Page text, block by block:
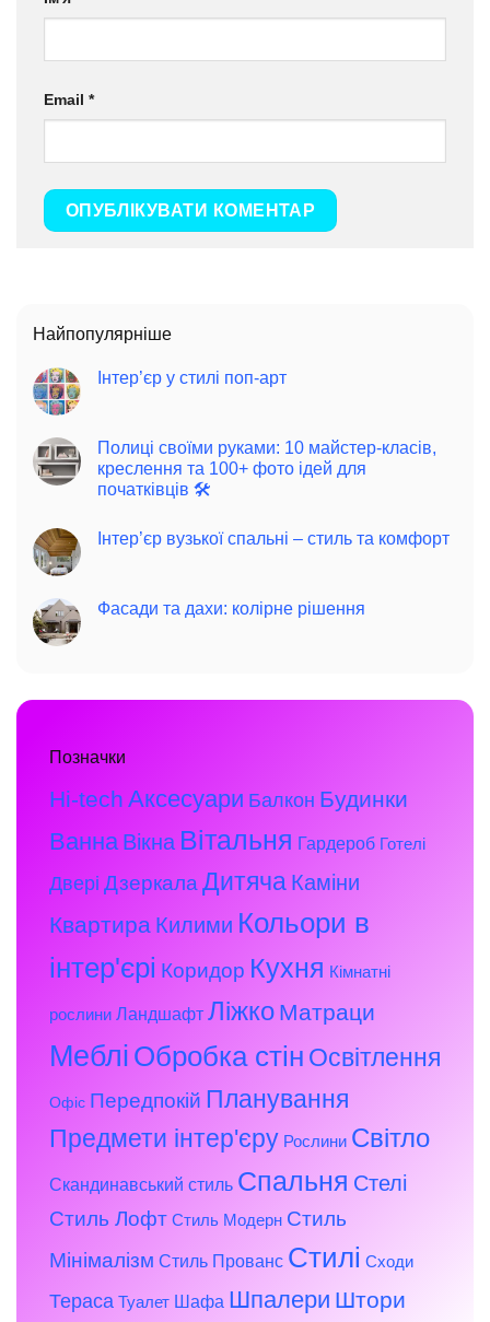
Email *
Найпопулярніше
Інтер’єр у стилі поп-арт
Полиці своїми руками: 10 майстер-класів,
креслення та 100+ фото ідей для
початківців 🛠️
Інтер’єр вузької спальні – стиль та комфорт
Фасади та дахи: колірне рішення
Позначки
Hi-tech Аксесуари Балкон Будинки
Ванна Вікна Вітальня Гардероб Готелі
Двері Дзеркала Дитяча Каміни
Квартира Килими Кольори в
інтер'єрі Коридор Кухня Кімнатні
рослини Ландшафт Ліжко Матраци
Меблі Обробка стін Освітлення
Офіс Передпокій Планування
Предмети інтер'єру Рослини Світло
Скандинавський стиль Спальня Стелі
Стиль Лофт Стиль Модерн Стиль
Мінімалізм Стиль Прованс Стилі Сходи
Тераса Туалет Шафа Шпалери Штори